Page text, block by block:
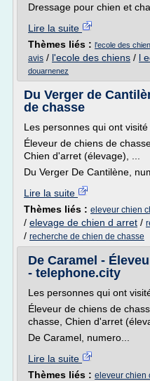
Dressage pour chien et
Lire la suite
Thèmes liés : l'ecole des
avis / l'ecole des chiens / l
douarnenez
Du Verger de
de chasse
Les personnes qui ont
Éleveur de chiens de
Chien d'arret (élevage), ...
Du Verger De Cantilène,
Lire la suite
Thèmes liés : eleveur chien
/ elevage de chien d arret /
/ recherche de chien de chasse
De Caramel -
- telephone.city
Les personnes qui ont
Éleveur de chiens de
chasse, Chien d'arret
De Caramel, numero...
Lire la suite
Thèmes liés : eleveur chien